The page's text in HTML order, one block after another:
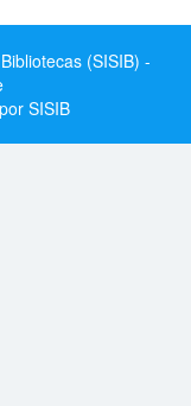
(SISIB) -
SISIB